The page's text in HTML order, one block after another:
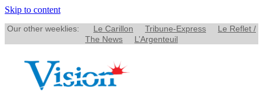
Skip to content
Our other weeklies: Le Carillon Tribune-Express
Le Reflet /
The News
L’Argenteuil